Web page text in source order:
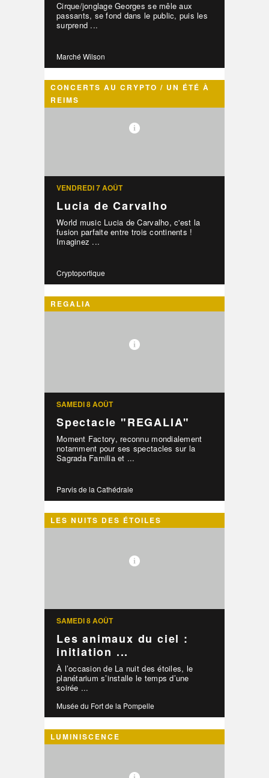
Cirque/jonglage Georges se mêle aux
passants, se fond dans le public, puis les
surprend ...
Marché Wilson
CONCERTS AU CRYPTO / UN ÉTÉ À
REIMS
VENDREDI 7 AOÛT
Lucia de Carvalho
World music Lucia de Carvalho, c'est la
fusion parfaite entre trois continents !
Imaginez ...
Cryptoportique
REGALIA
SAMEDI 8 AOÛT
Spectacle "REGALIA"
Moment Factory, reconnu mondialement
notamment pour ses spectacles sur la
Sagrada Familia et ...
Parvis de la Cathédrale
LES NUITS DES ÉTOILES
SAMEDI 8 AOÛT
Les animaux du ciel :
initiation ...
À l’occasion de La nuit des étoiles, le
planétarium s’installe le temps d’une
soirée ...
Musée du Fort de la Pompelle
LUMINISCENCE